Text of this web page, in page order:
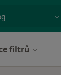
filtrů